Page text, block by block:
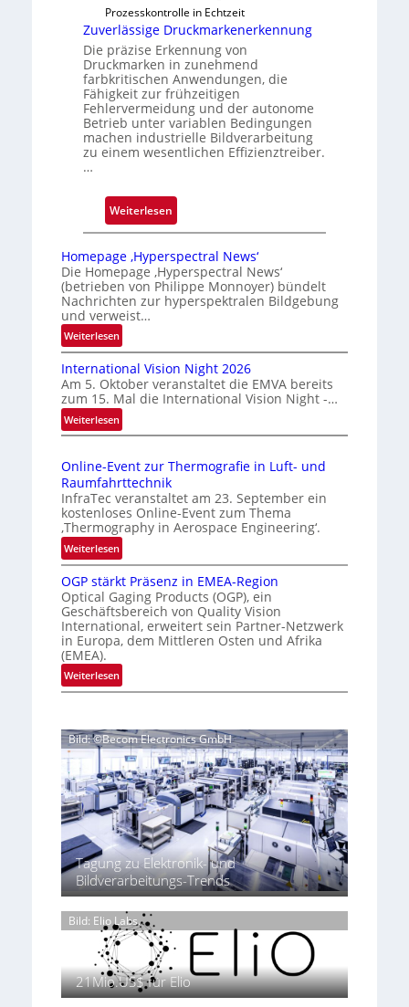
u
s
Prozesskontrolle in Echtzeit
Zuverlässige Druckmarkenerkennung
Die präzise Erkennung von
Druckmarken in zunehmend
farbkritischen Anwendungen, die
Fähigkeit zur frühzeitigen
Fehlervermeidung und der autonome
Betrieb unter variablen Bedingungen
machen industrielle Bildverarbeitung
zu einem wesentlichen Effizienztreiber.
…
Weiterlesen:
Z
v
e
r
s
s
i
e
D
r
u
c
k
r
k
e
n
r
e
n
n
u
n
g
Homepage ‚Hyperspectral News‘
Die Homepage ‚Hyperspectral News‘
(betrieben von Philippe Monnoyer) bündelt
Nachrichten zur hyperspektralen Bildgebung
und verweist…
Weiterlesen:
H
o
m
e
p
a
e
‚
H
y
p
e
r
s
p
e
c
t
r
N
e
w
s
‘
International Vision Night 2026
Am 5. Oktober veranstaltet die EMVA bereits
zum 15. Mal die International Vision Night -…
Weiterlesen:
I
t
e
r
n
a
t
o
n
a
l
V
i
s
o
n
N
i
g
h
t
2
0
2
Online-Event zur Thermografie in Luft- und
Raumfahrttechnik
InfraTec veranstaltet am 23. September ein
kostenloses Online-Event zum Thema
‚Thermography in Aerospace Engineering‘.
Weiterlesen:
O
n
l
i
n
-
E
n
z
u
r
T
h
e
r
m
o
g
r
a
f
i
OGP stärkt Präsenz in EMEA-Region
Optical Gaging Products (OGP), ein
Geschäftsbereich von Quality Vision
International, erweitert sein Partner-Netzwerk
in Europa, dem Mittleren Osten und Afrika
(EMEA).
Weiterlesen:
O
P
s
t
ä
r
k
t
P
r
ä
s
e
n
i
n
Bild: ©Becom Electronics GmbH
Tagung zu Elektronik- und
Bildverarbeitungs-Trends
Bild: Elio Labs.
21Mio.US$ für Elio